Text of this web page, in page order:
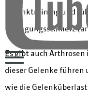
Gelenktraining und
Bewegungsschmerz
Es gibt auch
dieser Gelenke führen
wie die